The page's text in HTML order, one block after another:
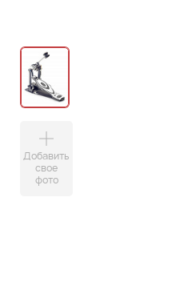
Добавить
свое
фото